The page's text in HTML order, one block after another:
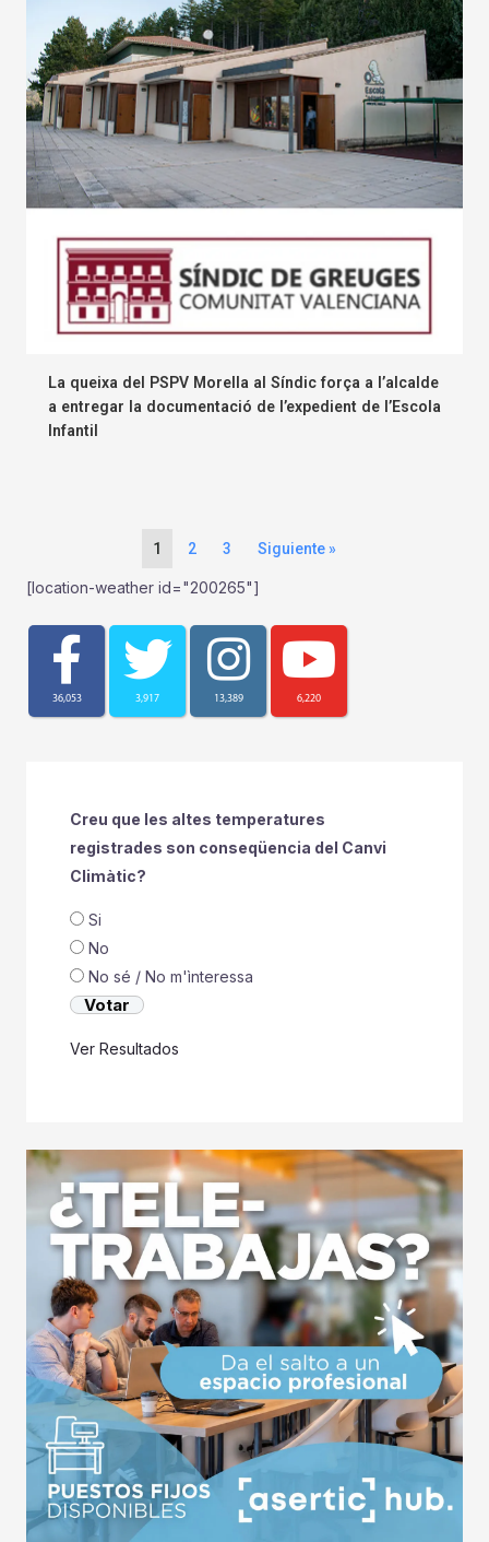
La queixa del PSPV Morella al Síndic força a l’alcalde
a entregar la documentació de l’expedient de l’Escola
Infantil
1 2 3 Siguiente »
[location-weather id="200265"]
36,053 3,917 13,389 6,220
Creu que les altes temperatures
registrades son conseqüencia del Canvi
Climàtic?
Si
No
No sé / No m'ìnteressa
Ver Resultados